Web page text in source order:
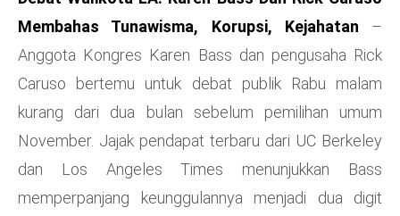
Membahas Tunawisma, Korupsi, Kejahatan –
Anggota Kongres Karen Bass dan pengusaha Rick
Caruso bertemu untuk debat publik Rabu malam
kurang dari dua bulan sebelum pemilihan umum
November. Jajak pendapat terbaru dari UC Berkeley
dan Los Angeles Times menunjukkan Bass
memperpanjang keunggulannya menjadi dua digit